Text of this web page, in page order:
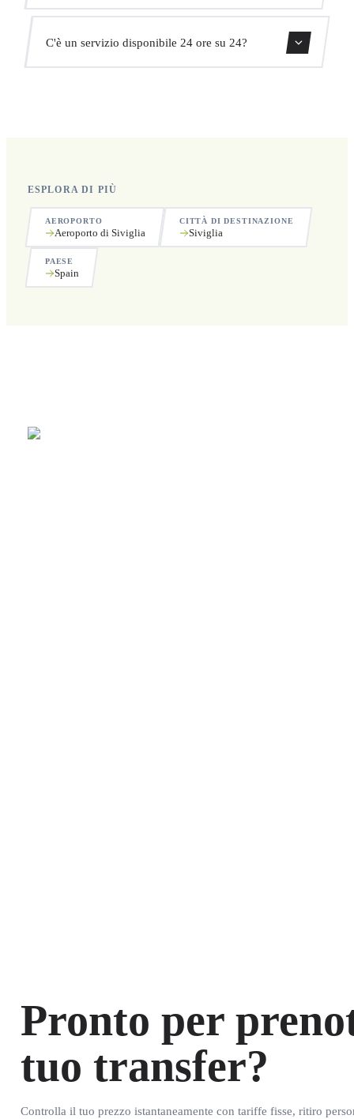
aggiuntivi.
Sì, puoi cancellare gratuitamente fino a 24 ore prima del
ritiro.
C'è un servizio disponibile 24 ore su 24?
ESPLORA DI PIÙ
AEROPORTO
Aeroporto di Siviglia
CITTÀ DI DESTINAZIONE
Siviglia
PAESE
Spain
Pronto per
tuo transfer?
Controlla il tuo prezzo istantaneamente con tariffe fisse, ritiro